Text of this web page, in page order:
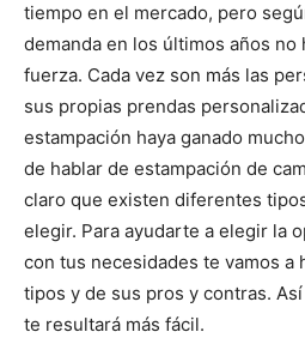
tiempo en el mercado, pero
demanda en los últimos años no
fuerza. Cada vez son más las
sus propias prendas
estampación haya ganado
de hablar de estampación de
claro que existen diferentes
elegir. Para ayudarte a elegir la
con tus necesidades te vamos a
tipos y de sus pros y contras.
te resultará más fácil.